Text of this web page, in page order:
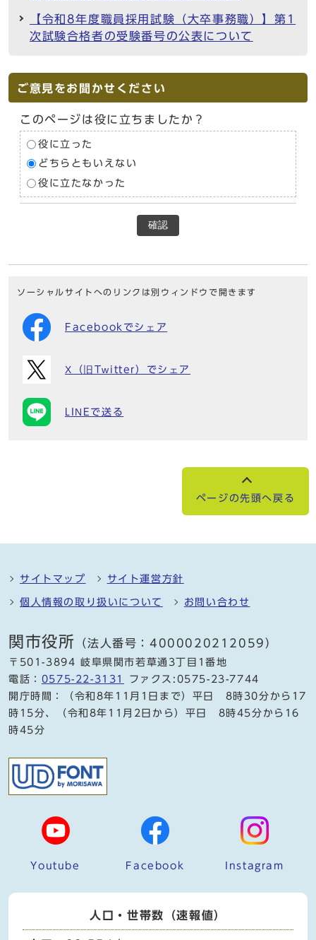
【令和8年度職員採用試験（大卒事務職）】第1
次試験合格者の受験番号の公表について
ご意見をお聞かせください
このページは役に立ちましたか？
役に立った
どちらともいえない
役に立たなかった
確認
ソーシャルサイトへのリンクは別ウィンドウで開きます
Facebookでシェア
X（旧Twitter）でシェア
LINEで送る
ページの先頭へ戻る
サイトマップ サイト運営方針
個人情報の取り扱いについて お問い合わせ
関市役所 （法人番号：4000020212059）
〒501-3894 岐阜県関市若草通3丁目1番地
電話： 0575-22-3131
ファクス:0575-23-7744
開庁時間：（令和8年11月1日まで）平日 8時30分から17
時15分、（令和8年11月2日から）平日 8時45分から16
時45分
Youtube Facebook Instagram
人口・世帯数（速報値）